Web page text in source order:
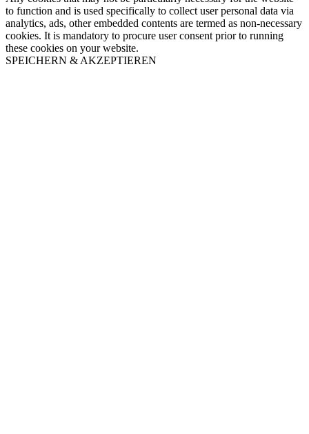
to function and is used specifically to collect user personal data via
analytics, ads, other embedded contents are termed as non-necessary
cookies. It is mandatory to procure user consent prior to running
these cookies on your website.
SPEICHERN & AKZEPTIEREN